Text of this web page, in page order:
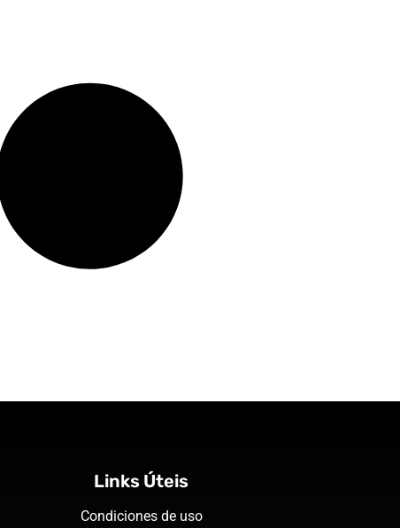
Links Úteis
Condiciones de uso